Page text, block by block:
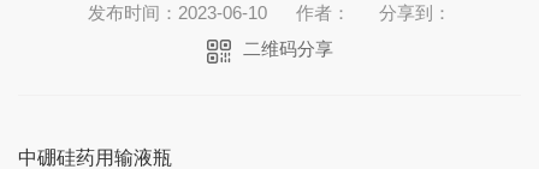
发布时间：2023-06-10 作者：
分享到：
二维码分享
中硼硅药用输液瓶